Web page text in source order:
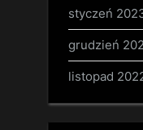
styczeń
grudzień
listopad